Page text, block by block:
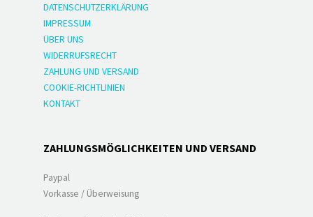
DATENSCHUTZERKLÄRUNG
IMPRESSUM
ÜBER UNS
WIDERRUFSRECHT
ZAHLUNG UND VERSAND
COOKIE-RICHTLINIEN
KONTAKT
ZAHLUNGSMÖGLICHKEITEN UND VERSAND
Paypal
Vorkasse / Überweisung